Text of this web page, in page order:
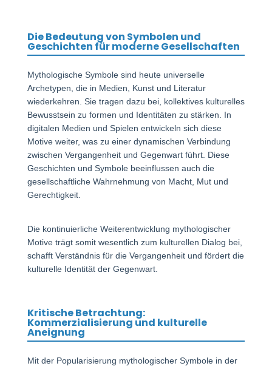
Die Bedeutung von Symbolen und
Geschichten für moderne Gesellschaften
Mythologische Symbole sind heute universelle
Archetypen, die in Medien, Kunst und Literatur
wiederkehren. Sie tragen dazu bei, kollektives kulturelles
Bewusstsein zu formen und Identitäten zu stärken. In
digitalen Medien und Spielen entwickeln sich diese
Motive weiter, was zu einer dynamischen Verbindung
zwischen Vergangenheit und Gegenwart führt. Diese
Geschichten und Symbole beeinflussen auch die
gesellschaftliche Wahrnehmung von Macht, Mut und
Gerechtigkeit.
Die kontinuierliche Weiterentwicklung mythologischer
Motive trägt somit wesentlich zum kulturellen Dialog bei,
schafft Verständnis für die Vergangenheit und fördert die
kulturelle Identität der Gegenwart.
Kritische Betrachtung:
Kommerzialisierung und kulturelle
Aneignung
Mit der Popularisierung mythologischer Symbole in der